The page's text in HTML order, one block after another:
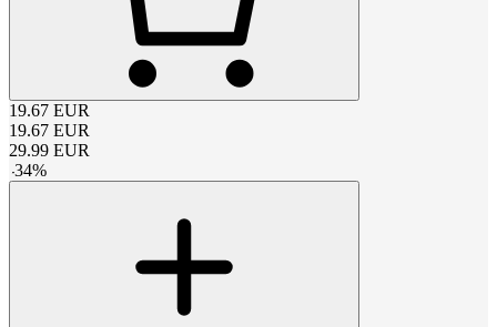
19.67 EUR
19.67 EUR
29.99 EUR
-34%